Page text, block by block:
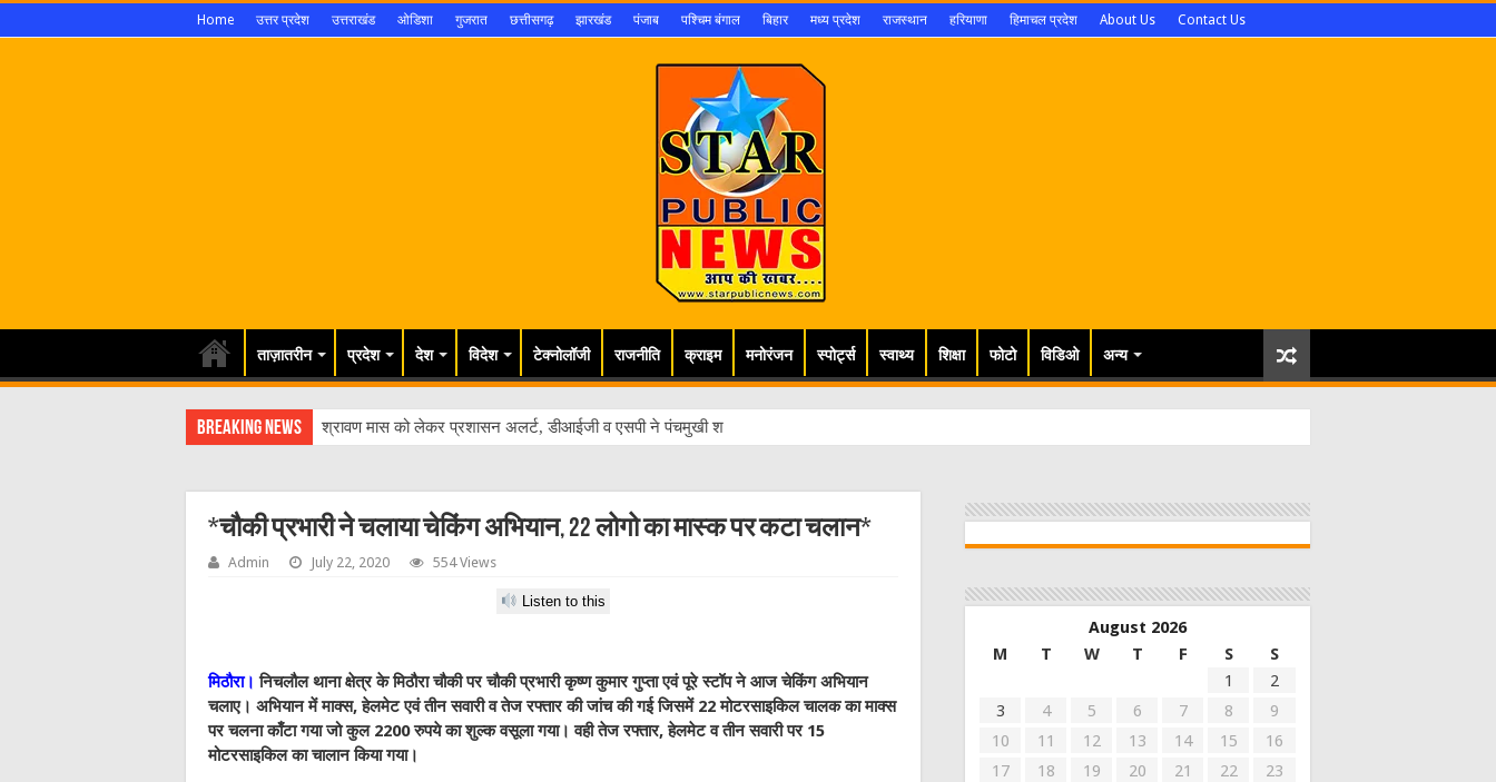
Home उत्तर प्रदेश उत्तराखंड ओडिशा गुजरात छत्तीसगढ़ झारखंड पंजाब पश्चिम बंगाल बिहार मध्य प्रदेश राजस्थान हरियाणा हिमाचल प्रदेश About Us Contact Us
ताज़ातरीन प्रदेश देश विदेश टेक्नोलॉजी राजनीति क्राइम मनोरंजन स्पोर्ट्स स्वाथ्य शिक्षा फोटो विडिओ अन्य
Breaking News श्रावण मास को लेकर प्रशासन अलर्ट, डीआईजी व एसपी ने पंचमुखी शिव मंदिर इटहिया का
*चौकी प्रभारी ने चलाया चेकिंग अभियान, 22 लोगो का मास्क पर कटा चलान*
Admin July 22, 2020 554 Views
Listen to this
मिठौरा। निचलौल थाना क्षेत्र के मिठौरा चौकी पर चौकी प्रभारी कृष्ण कुमार गुप्ता एवं पूरे स्टॉप ने आज चेकिंग अभियान
चलाए। अभियान में माक्स, हेलमेट एवं तीन सवारी व तेज रफ्तार की जांच की गई जिसमें 22 मोटरसाइकिल चालक का माक्स
पर चलना काँटा गया जो कुल 2200 रुपये का शुल्क वसूला गया। वही तेज रफ्तार, हेलमेट व तीन सवारी पर 15
मोटरसाइकिल का चालान किया गया।
August 2026
M
T W T F S
S
1
2
3
4 5 6 7 8
9
10
11 12 13 14 15
16
17
18 19 20 21 22
23